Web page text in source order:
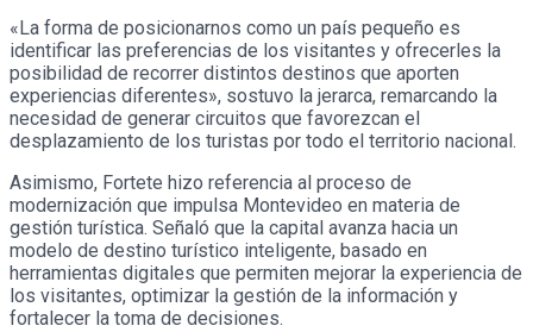
«La forma de posicionarnos como un país pequeño es
identificar las preferencias de los visitantes y ofrecerles la
posibilidad de recorrer distintos destinos que aporten
experiencias diferentes», sostuvo la jerarca, remarcando la
necesidad de generar circuitos que favorezcan el
desplazamiento de los turistas por todo el territorio nacional.
Asimismo, Fortete hizo referencia al proceso de
modernización que impulsa Montevideo en materia de
gestión turística. Señaló que la capital avanza hacia un
modelo de destino turístico inteligente, basado en
herramientas digitales que permiten mejorar la experiencia de
los visitantes, optimizar la gestión de la información y
fortalecer la toma de decisiones.